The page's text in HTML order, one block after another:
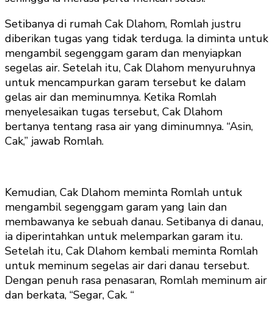
Setibanya di rumah Cak Dlahom, Romlah justru
diberikan tugas yang tidak terduga. Ia diminta untuk
mengambil segenggam garam dan menyiapkan
segelas air. Setelah itu, Cak Dlahom menyuruhnya
untuk mencampurkan garam tersebut ke dalam
gelas air dan meminumnya. Ketika Romlah
menyelesaikan tugas tersebut, Cak Dlahom
bertanya tentang rasa air yang diminumnya. “Asin,
Cak,” jawab Romlah.
Kemudian, Cak Dlahom meminta Romlah untuk
mengambil segenggam garam yang lain dan
membawanya ke sebuah danau. Setibanya di danau,
ia diperintahkan untuk melemparkan garam itu.
Setelah itu, Cak Dlahom kembali meminta Romlah
untuk meminum segelas air dari danau tersebut.
Dengan penuh rasa penasaran, Romlah meminum air
dan berkata, “Segar, Cak. “